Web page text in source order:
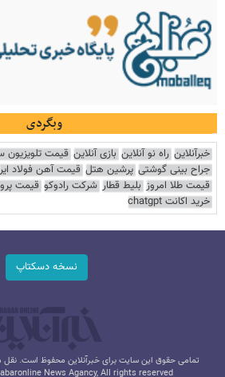
وبگردی
خبرآنلاین راه نو آنلاین بازی آنلاین قیمت تلویزیون
جراح بینی گوشتی پرشین هتل قیمت آهن فولاد
قیمت طلا امروز بلیط قطار شرکت رادوکو قیمت
خرید اکانت chatgpt
نسخه دسکتاپ
تمامی حقوق این سایت برای خبرآنلاین محفوظ است. نقل
News Agancy, All rights reserved